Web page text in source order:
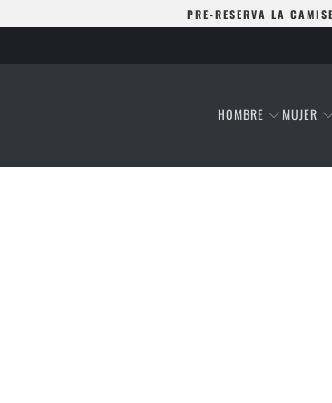
PRE-RESERVA LA
HOMBRE MUJER